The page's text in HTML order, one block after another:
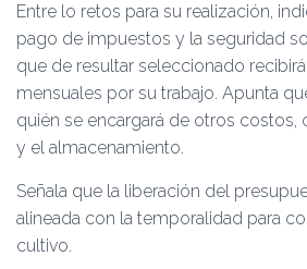
Entre lo retos para su realización,
pago de impuestos y la seguridad
que de resultar seleccionado
mensuales por su trabajo. Apunta
quién se encargará de otros costos,
y el almacenamiento.
Señala que la liberación del
alineada con la temporalidad para
cultivo.